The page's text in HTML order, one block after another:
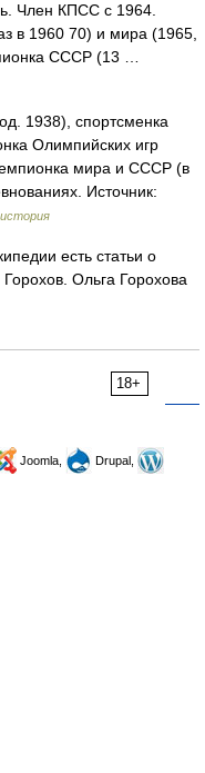
Член КПСС с 1964.
в 1960 70) и мира (1965,
СССР (13 …
1938), спортсменка
Олимпийских игр
мира и СССР (в
Источник:
есть статьи о
Ольга Горохова
18+
Joomla,
Drupal,